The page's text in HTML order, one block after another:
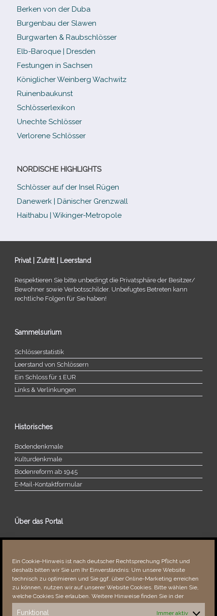
Ein Cookie-Hinweis ist nach deutscher Rechtsprechung Pflicht und
deshalb bitten wir Sie um Ihr Einverständnis: Um unsere Website
technisch zu optimieren und Sie ggf. über Online-Marketing erreichen
zu können, nutzen wir auf unserer Website Cookies. Bitte wählen Sie,
welche Cookies Sie erlauben. Weitere Hinweise finden Sie in der
Funktional Immer aktiv
Berken von der Duba
Burgenbau der Slawen
Burgwarten & Raubschlösser
Elb-​Baroque | Dresden
Festungen in Sachsen
Königlicher Weinberg Wachwitz
Ruinenbaukunst
Schlösserlexikon
Unechte Schlösser
Verlorene Schlösser
NORDISCHE HIGHLIGHTS
Schlösser auf der Insel Rügen
Danewerk | Dänischer Grenzwall
Haithabu | Wikinger-Metropole
Privat | Zutritt | Leerstand
Respektieren Sie bitte unbe­dingt die Privatsphäre der Besitzer/​
Bewohner sowie Verbotsschilder. Unbefugtes Betreten kann
recht­li­che Folgen für Sie haben!
Sammelsurium
Schlösserstatistik
Leerstand von Schlössern
Ein Schloss für 1 EUR
Links & Verlinkungen
Historisches
Bodendenkmale
Kulturdenkmale
Bodenreform ab 1945
E‑Mail-​​Kontaktformular
Über das Portal
Über dieses Portal
Fehler bemerkt?